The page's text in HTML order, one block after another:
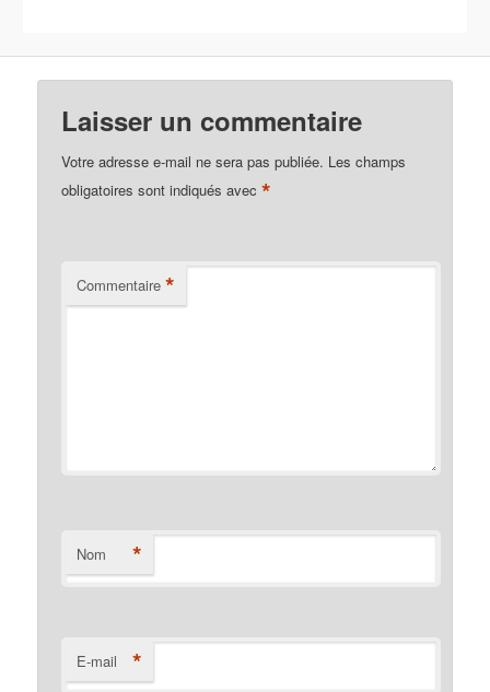
Laisser un commentaire
Votre adresse e-mail ne sera pas publiée. Les champs
obligatoires sont indiqués avec*
Commentaire *
Nom *
E-mail *